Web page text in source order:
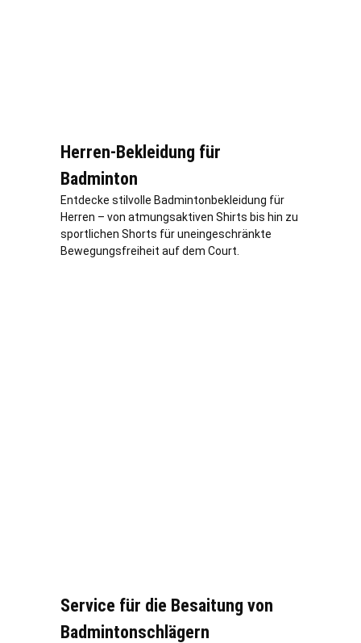
Herren-Bekleidung für
Badminton
Entdecke stilvolle Badmintonbekleidung für
Herren – von atmungsaktiven Shirts bis hin zu
sportlichen Shorts für uneingeschränkte
Bewegungsfreiheit auf dem Court.
Service für die Besaitung von
Badmintonschlägern